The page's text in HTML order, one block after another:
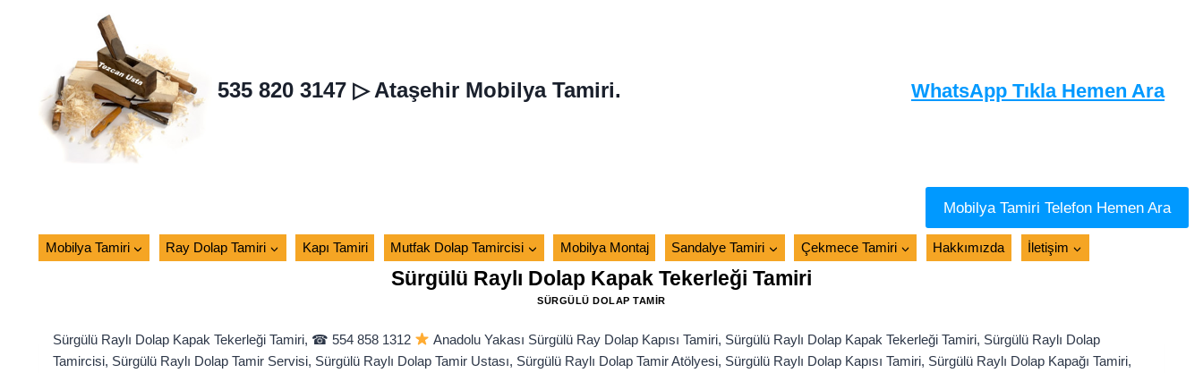
535 820 3147 ▷ Ataşehir Mobilya Tamiri. WhatsApp Tıkla Hemen Ara
Mobilya Tamiri Telefon Hemen Ara
Mobilya Tamiri Ray Dolap Tamiri Kapı Tamiri Mutfak Dolap Tamircisi Mobilya Montaj Sandalye Tamiri Çekmece Tamiri Hakkımızda İletişim
Sürgülü Raylı Dolap Kapak Tekerleği Tamiri
SÜRGÜLÜ DOLAP TAMIR
Sürgülü Raylı Dolap Kapak Tekerleği Tamiri, ☎ 554 858 1312
Anadolu Yakası Sürgülü Ray Dolap Kapısı Tamiri, Sürgülü Raylı Dolap Kapak Tekerleği Tamiri, Sürgülü Raylı Dolap
Tamircisi, Sürgülü Raylı Dolap Tamir Servisi, Sürgülü Raylı Dolap Tamir Ustası, Sürgülü Raylı Dolap Tamir Atölyesi, Sürgülü Raylı Dolap Kapısı Tamiri, Sürgülü Raylı Dolap Kapağı Tamiri,